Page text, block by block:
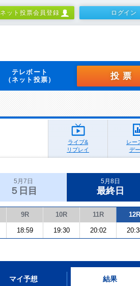
ネット投票会員登録 ログイン
テレボート
（ネット投票）
投票
ライブ&
リプレイ
レー
デ
5月7日
５日目
5月8日
最終日
9R 10R 11R 12R
18:59 19:30 20:02
マイ予想 結果